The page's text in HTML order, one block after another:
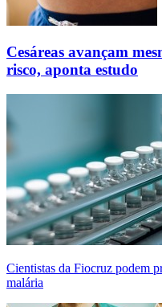
Cesáreas avançam
risco, aponta estudo
Cientistas da Fiocruz podem
malária